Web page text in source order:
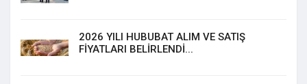
2026 YILI HUBUBAT ALIM VE SATIŞ
FİYATLARI BELİRLENDİ...